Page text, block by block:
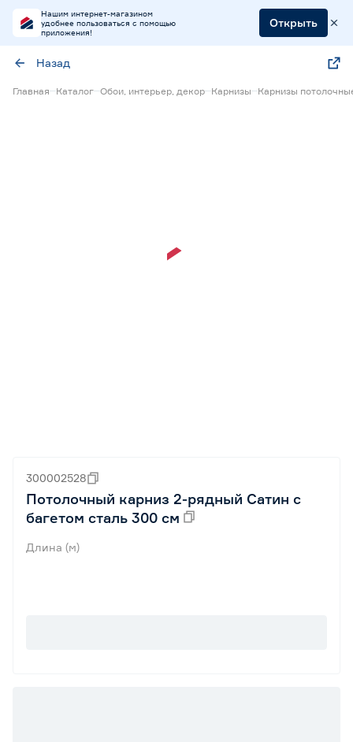
Нашим интернет-магазином
удобнее пользоваться с помощью
приложения!
Открыть
Назад
Главная Каталог Обои, интерьер, декор Карнизы Карнизы
300002528
Потолочный карниз 2-рядный Сатин с
багетом сталь 300 см
Длина (м)